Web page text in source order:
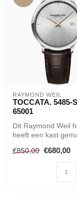
RAYMOND WEIL
TOCCATA. 5485-
65001
Dit Raymond Weil
heeft een kast
diame...
€850,00 €680,00